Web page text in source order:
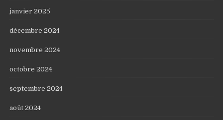
janvier 2025
décembre 2024
novembre 2024
octobre 2024
septembre 2024
août 2024